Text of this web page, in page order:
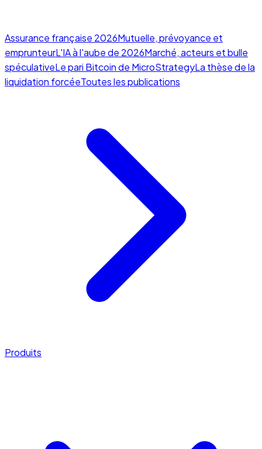
Assurance française 2026Mutuelle, prévoyance et
emprunteurL'IA à l'aube de 2026Marché, acteurs et bulle
spéculativeLe pari Bitcoin de MicroStrategyLa thèse de la
liquidation forcéeToutes les publications
Produits